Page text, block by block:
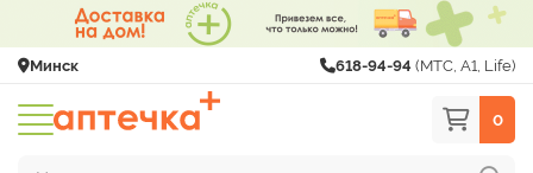
Минск 618-94-94 (МТС, A1, Life)
0